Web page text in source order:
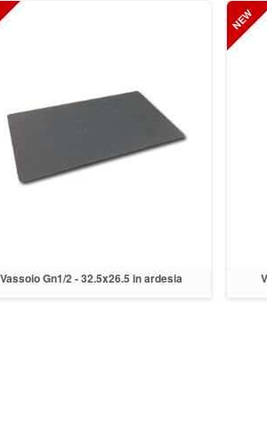
Vassoio Gn1/2 - 32.5x26.5 in ardesia